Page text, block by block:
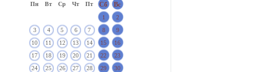
Пн Вт Ср Чт Пт Сб Вс
1
2
3
4 5 6 7 8
9
10
11 12 13 14 15
16
17
18 19 20 21 22
23
24
25 26 27 28 29
30